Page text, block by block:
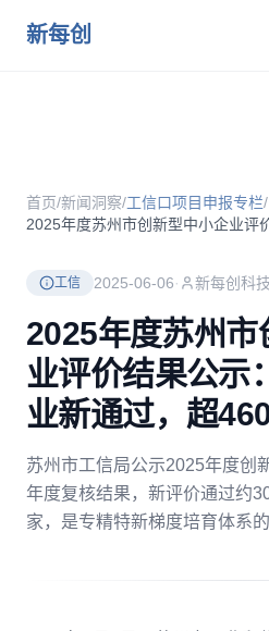
新每创
服务介绍
新闻洞察
政策资源
FAQ
联系我们
首页/新闻洞察/工信口项目申报专栏/
工信 2025-06-06· 新每创科
2025年度苏州市
业评价结果公示
业新通过，超
苏州市工信局公示2025年度创
年度复核结果，新评价通过约
家，是专精特新梯度培育体系